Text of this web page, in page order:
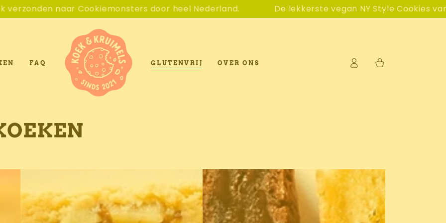
Cookiemonsters door heel Nederland. De lekkerste vegan NY Style Cookies van Nederland 🍪
FAQ GLUTENVRIJ OVER ONS
in
Winkelwagen